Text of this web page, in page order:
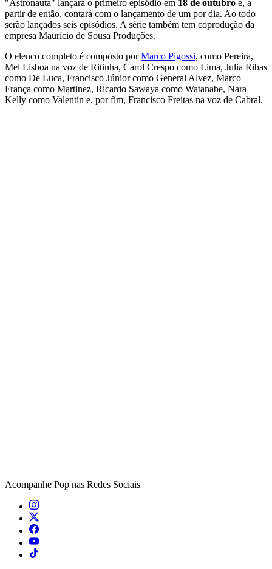
"Astronauta" lançará o primeiro episódio em 18 de outubro e, a
partir de então, contará com o lançamento de um por dia. Ao todo
serão lançados seis episódios. A série também tem coprodução da
empresa Maurício de Sousa Produções.
O elenco completo é composto porMarco Pigossi, como Pereira,
Mel Lisboa na voz de Ritinha, Carol Crespo como Lima, Julia Ribas
como De Luca, Francisco Júnior como General Alvez, Marco
França como Martinez, Ricardo Sawaya como Watanabe, Nara
Kelly como Valentin e, por fim, Francisco Freitas na voz de Cabral.
Acompanhe Pop nas Redes Sociais